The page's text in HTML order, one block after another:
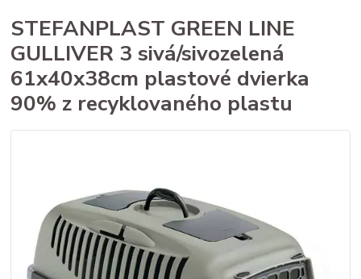
STEFANPLAST GREEN LINE
GULLIVER 3 sivá/sivozelená
61x40x38cm plastové dvierka
90% z recyklovaného plastu